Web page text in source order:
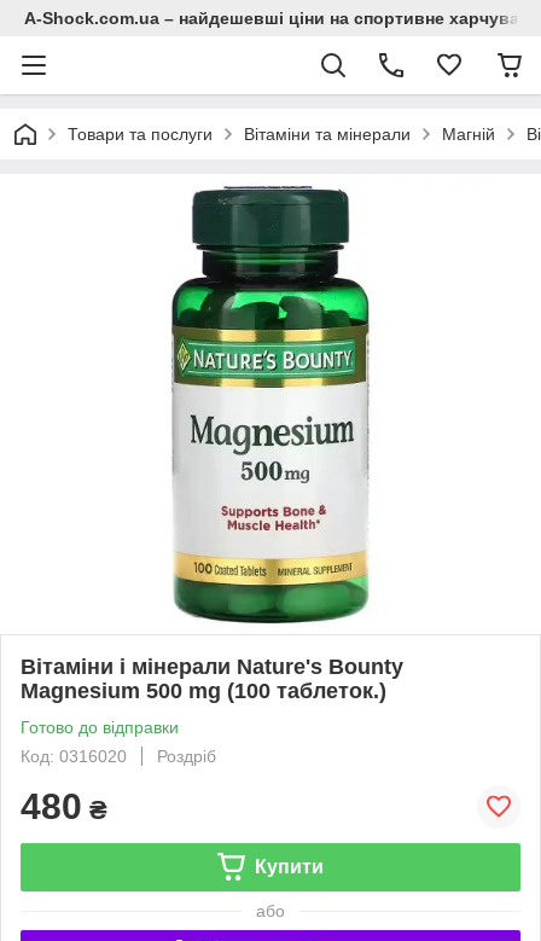
A-Shock.com.ua – найдешевші ціни на спортивне
Товари та послуги Вітаміни та мінерали Магній
Вітаміни і мінерали Nature's Bounty
Magnesium 500 mg (100 таблеток.)
Готово до відправки
Код: 0316020
Роздріб
480 ₴
Купити
або